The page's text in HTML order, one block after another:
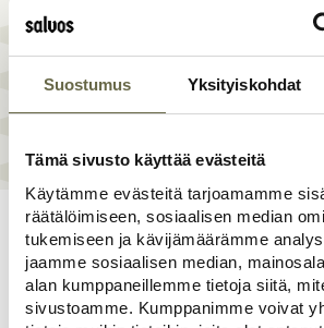
Suostumus Yksityiskohdat
Tämä sivusto käyttää evästeitä
Käytämme evästeitä tarjoamamme
räätälöimiseen, sosiaalisen median
tukemiseen ja kävijämäärämme
jaamme sosiaalisen median,
alan kumppaneillemme tietoja siitä,
sivustoamme. Kumppanimme voivat
Varaa maksuton
Asiakkaiden